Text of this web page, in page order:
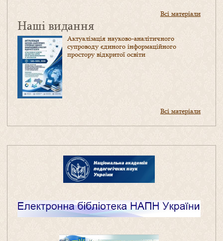
Всі матеріали
Наші видання
Актуалізація науково-аналітичного
супроводу єдиного інформаційного
простору відкритої освіти
Всі матеріали